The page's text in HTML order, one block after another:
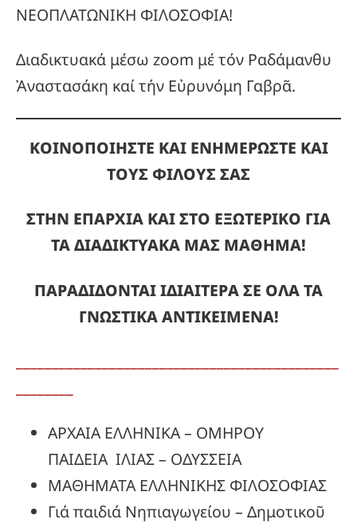
ΝΕΟΠΛΑΤΩΝΙΚΗ ΦΙΛΟΣΟΦΙΑ!
Διαδικτυακά μέσω zoom μέ τόν Ραδάμανθυ
Ἀναστασάκη καί τήν Εὐρυνόμη Γαβρᾶ.
ΚΟΙΝΟΠΟΙΗΣΤΕ ΚΑΙ ΕΝΗΜΕΡΩΣΤΕ ΚΑΙ
ΤΟΥΣ ΦΙΛΟΥΣ ΣΑΣ
ΣΤΗΝ ΕΠΑΡΧΙΑ ΚΑΙ ΣΤΟ ΕΞΩΤΕΡΙΚΟ ΓΙΑ
ΤΑ ΔΙΑΔΙΚΤΥΑΚΑ ΜΑΣ ΜΑΘΗΜΑ!
ΠΑΡΑΔΙΔΟΝΤΑΙ ΙΔΙΑΙΤΕΡΑ ΣΕ ΟΛΑ ΤΑ
ΓΝΩΣΤΙΚΑ ΑΝΤΙΚΕΙΜΕΝΑ!
ΑΡΧΑΙΑ ΕΛΛΗΝΙΚΑ – ΟΜΗΡΟΥ
ΠΑΙΔΕΙΑ ΙΛΙΑΣ – ΟΔΥΣΣΕΙΑ
ΜΑΘΗΜΑΤΑ ΕΛΛΗΝΙΚΗΣ ΦΙΛΟΣΟΦΙΑΣ
Γιά παιδιά Νηπιαγωγείου – Δημοτικοῦ